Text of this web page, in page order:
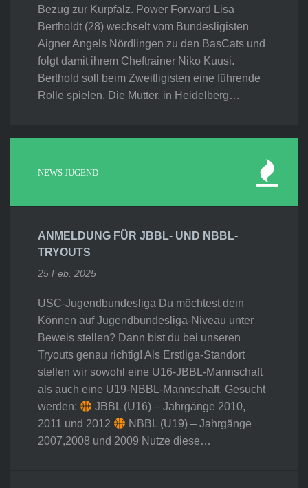
Bezug zur Kurpfalz. Power Forward Lisa
Bertholdt (28) wechselt vom Bundesligisten
Aigner Angels Nördlingen zu den BasCats und
folgt damit ihrem Cheftrainer Niko Kuusi.
Berthold soll beim Zweitligisten eine führende
Rolle spielen. Die Mutter, in Heidelberg…
NEWS JUGEND
ANMELDUNG FÜR JBBL- UND NBBL-
TRYOUTS
25 Feb. 2025
USC-Jugendbundesliga Du möchtest dein
Können auf Jugendbundesliga-Niveau unter
Beweis stellen? Dann bist du bei unseren
Tryouts genau richtig! Als Erstliga-Standort
stellen wir sowohl eine U16-JBBL-Mannschaft
als auch eine U19-NBBL-Mannschaft. Gesucht
werden:
JBBL (U16) – Jahrgänge 2010,
2011 und 2012
NBBL (U19) – Jahrgänge
2007,2008 und 2009 Nutze diese…